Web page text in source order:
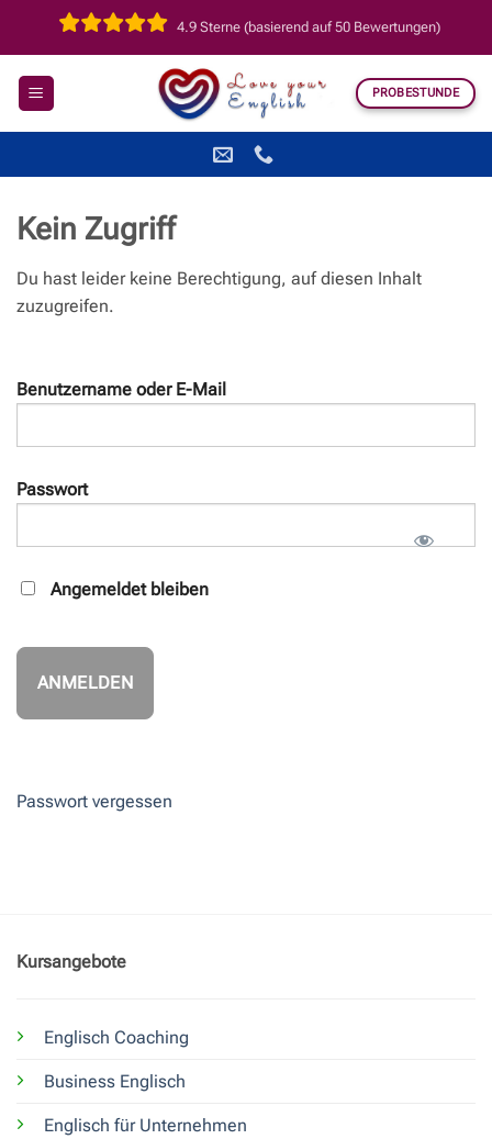
4.9 Sterne (basierend auf 50 Bewertungen)
PROBESTUNDE
Kein Zugriff
Du hast leider keine Berechtigung, auf diesen Inhalt
zuzugreifen.
Benutzername oder E-Mail
Passwort
Angemeldet bleiben
Passwort vergessen
Kursangebote
Englisch Coaching
Business Englisch
Englisch für Unternehmen